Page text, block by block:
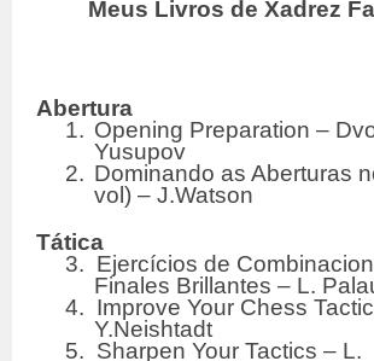
Meus Livros de Xadrez
Abertura
1. Opening Preparation –
Yusupov
2. Dominando as Aberturas
vol) – J.Watson
Tática
3. Ejercícios de
Finales Brillantes – L.
4. Improve Your Chess
Y.Neishtadt
5. Sharpen Your Tactics – L.